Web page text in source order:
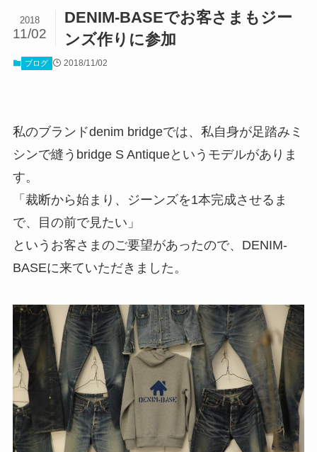
DENIM-BASEでお客さまもジー
ンズ作りに参加
2018
11/02
ブログ 2018/11/02
私のブランドdenim bridgeでは、私自身が足踏みミ
シンで縫うbridge S Antiqueというモデルがありま
す。
「裁断から始まり、ジーンズを1本完成させるま
で、目の前で見たい」
というお客さまのご要望があったので、DENIM-
BASEに来ていただきました。